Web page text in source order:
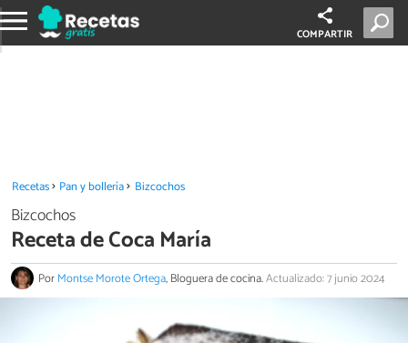
COMPARTIR
Recetas Pan y bollería Bizcochos
Bizcochos
Receta de Coca María
PorMontse Morote Ortega, Bloguera de cocina.Actualizado: 7 junio 2024